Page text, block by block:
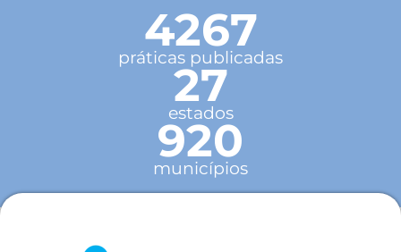
4267
práticas publicadas
27
estados
920
municípios